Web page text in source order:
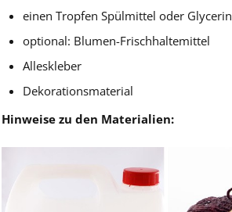
einen Tropfen Spülmittel oder Glycerin
optional: Blumen-Frischhaltemittel
Alleskleber
Dekorationsmaterial
Hinweise zu den Materialien: